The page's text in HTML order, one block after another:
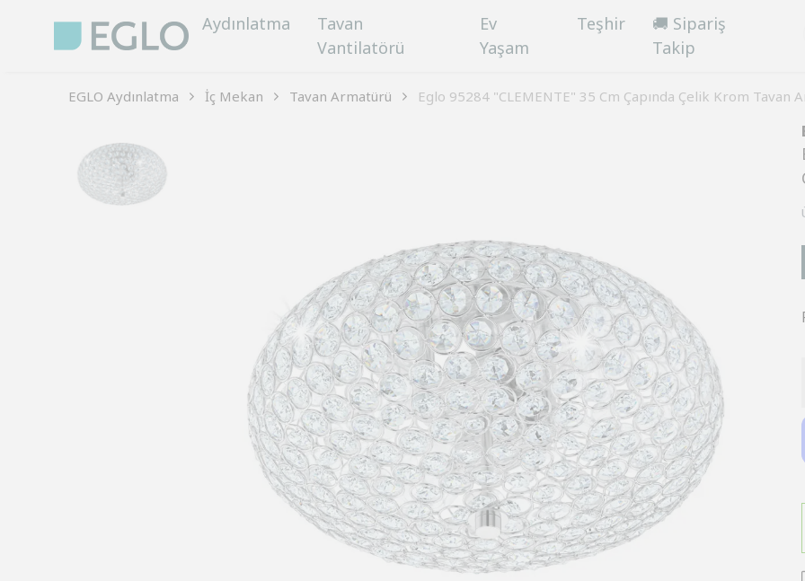
Aydınlatma
Tavan
Vantilatörü
Ev
Yaşam
Teşhir
🚚 Sipariş
Takip
EGLO Aydınlatma İç Mekan Tavan Armatürü Eglo 95284 "CLEMENTE" 35 Cm Çapında Çelik Krom Tavan